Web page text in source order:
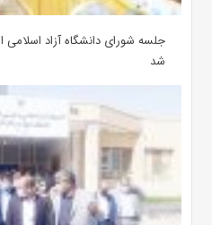
جلسه شورای دانشگاه آزاد اسلامی
شد